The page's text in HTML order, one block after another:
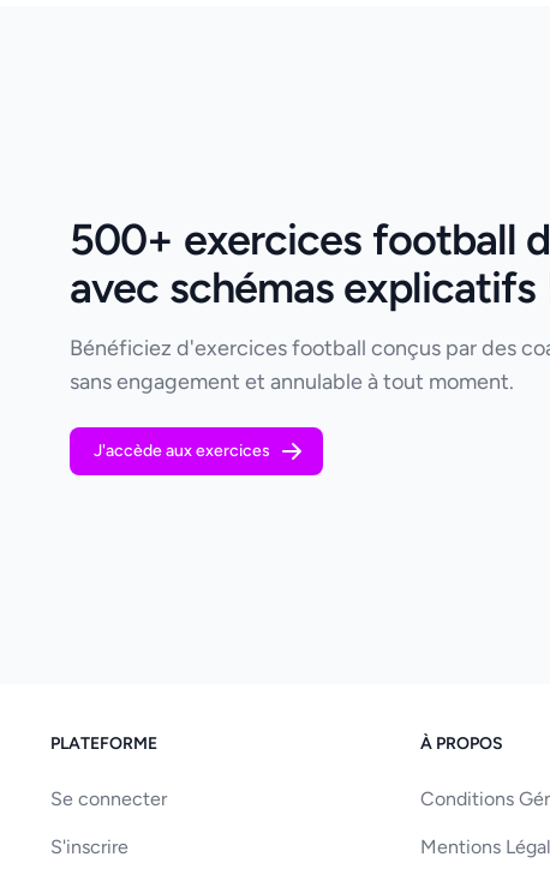
500+ exercices football
avec schémas explicatifs
Bénéficiez d'exercices football conçus par des
sans engagement et annulable à tout moment.
J'accède aux exercices
PLATEFORME
Se connecter
S'inscrire
À PROPOS
Conditions
Mentions